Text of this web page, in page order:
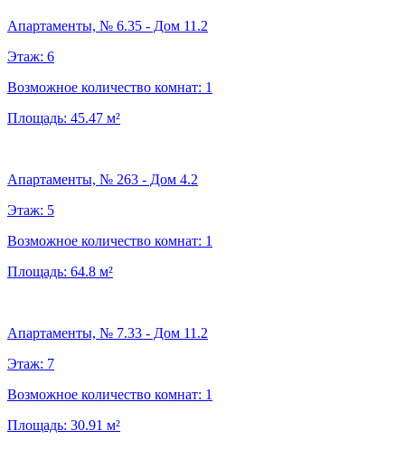
Апартаменты, № 6.35 - Дом 11.2
Этаж: 6
Возможное количество комнат: 1
Площадь: 45.47 м²
Апартаменты, № 263 - Дом 4.2
Этаж: 5
Возможное количество комнат: 1
Площадь: 64.8 м²
Апартаменты, № 7.33 - Дом 11.2
Этаж: 7
Возможное количество комнат: 1
Площадь: 30.91 м²